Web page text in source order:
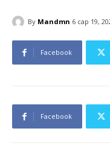
By Mandmn 6 сар 19,
Facebook
Facebook